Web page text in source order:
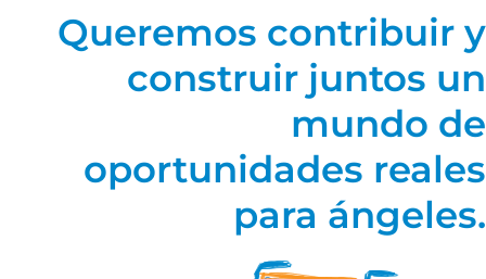
Queremos contribuir y
construir juntos un
mundo de
oportunidades reales
para ángeles.